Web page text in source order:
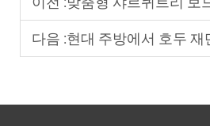
다음 :현대 주방에서 호두 재